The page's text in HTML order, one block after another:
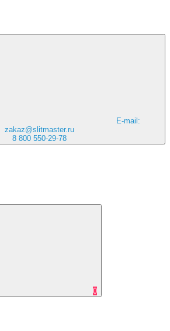
E-mail:
zakaz@slitmaster.ru
8 800 550-29-78
0